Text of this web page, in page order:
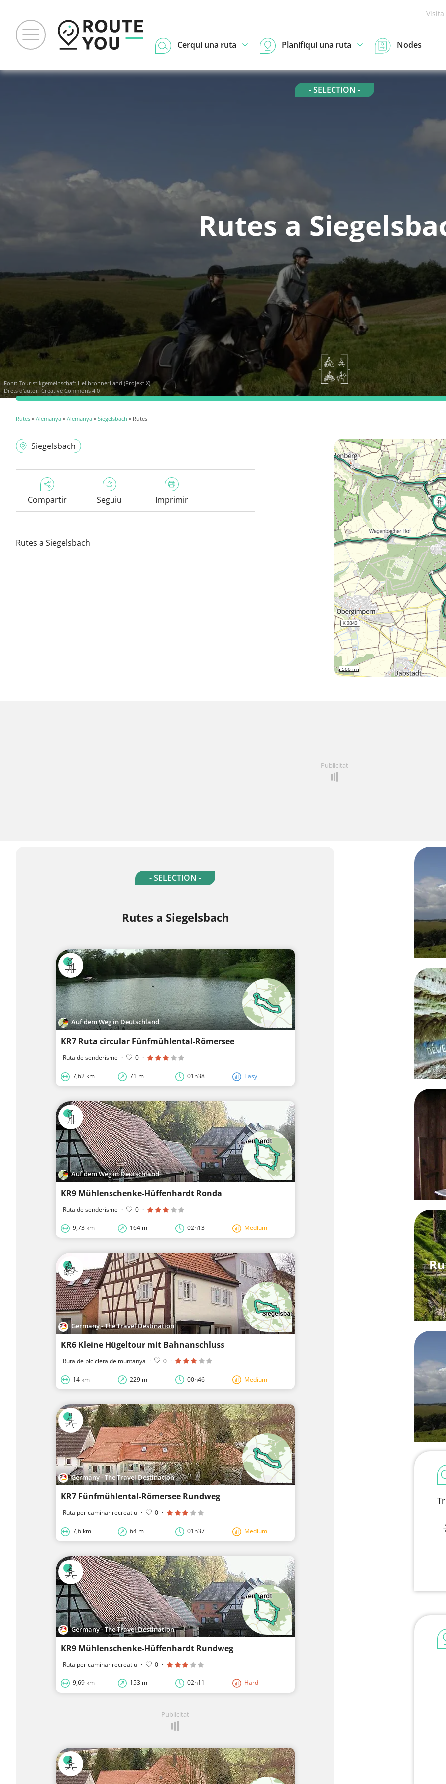
Cerqui una ruta Planifiqui una ruta Nodes
- SELECTION -
Rutes a
Font: Touristikgemeinschaft HeilbronnerLand (Projekt X)
Drets d'autor: Creative Commons 4.0
Rutes » Alemanya » Alemanya » Siegelsbach » Rutes
Siegelsbach
Compartir Seguiu Imprimir
Rutes a Siegelsbach
500 m
Publicitat
- SELECTION -
Rutes a Siegelsbach
Auf dem Weg in Deutschland
KR7 Ruta circular Fünfmühlental-Römersee
Ruta de senderisme · 0 ·
7,62 km 71 m 01h38 Easy
Auf dem Weg in Deutschland
KR9 Mühlenschenke-Hüffenhardt Ronda
Ruta de senderisme · 0 ·
9,73 km 164 m 02h13 Medium
Germany - The Travel Destination
KR6 Kleine Hügeltour mit Bahnanschluss
Ruta de bicicleta de muntanya · 0 ·
14 km 229 m 00h46 Medium
Germany - The Travel Destination
KR7 Fünfmühlental-Römersee Rundweg
Ruta per caminar recreatiu · 0 ·
7,6 km 64 m 01h37 Medium
Germany - The Travel Destination
KR9 Mühlenschenke-Hüffenhardt Rundweg
Ruta per caminar recreatiu · 0 ·
9,69 km 153 m 02h11 Hard
Publicitat